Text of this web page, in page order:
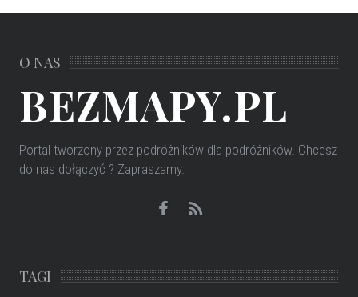
O NAS
BEZMAPY.PL
Portal tworzony przez podróżników dla podróżników. Chcesz
do nas dołączyć ? Zapraszamy.
TAGI